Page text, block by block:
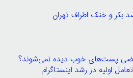
پست‌های خوب دیده نمی‌شوند؟
اولیه در رشد اینستاگرام